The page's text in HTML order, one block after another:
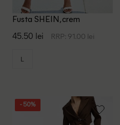
Fusta SHEIN, crem
45.50 lei RRP: 91.00 lei
L
- 50%